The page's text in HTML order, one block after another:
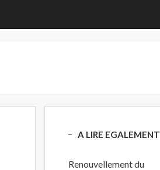
A LIRE EGALEMENT
Renouvellement du